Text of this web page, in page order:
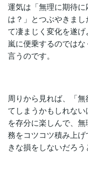
運気は「無理に期待
は？」とつぶやきま
て凄まじく変化を遂
嵐に便乗するのでは
言うのです。
周りから見れば、「
てしまうかもしれな
を存分に楽しんで、
務をコツコツ積み上
きな損をしないだろう